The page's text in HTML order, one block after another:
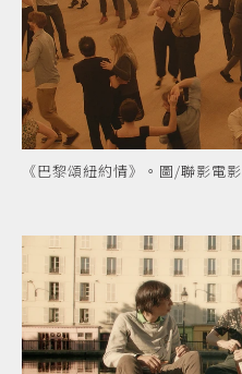
《巴黎頌紐約情》。圖/聯影電影